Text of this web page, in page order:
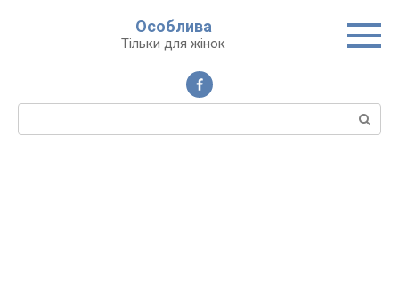
Особлива
Тільки для жінок
Пошук: